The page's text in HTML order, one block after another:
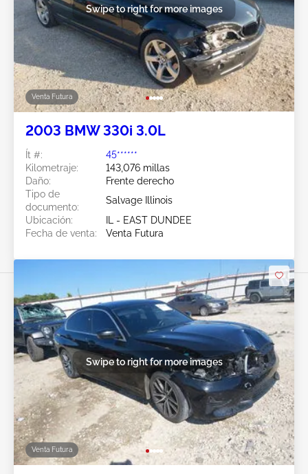
Venta Futura
Swipe to right for more images
2003 BMW 330i 3.0L
Ít #:
45******
Kilometraje:
143,076 millas
Daño:
Frente derecho
Tipo de
documento:
Salvage Illinois
Ubicación:
IL - EAST DUNDEE
Fecha de venta:
Venta Futura
Venta Futura
Swipe to right for more images